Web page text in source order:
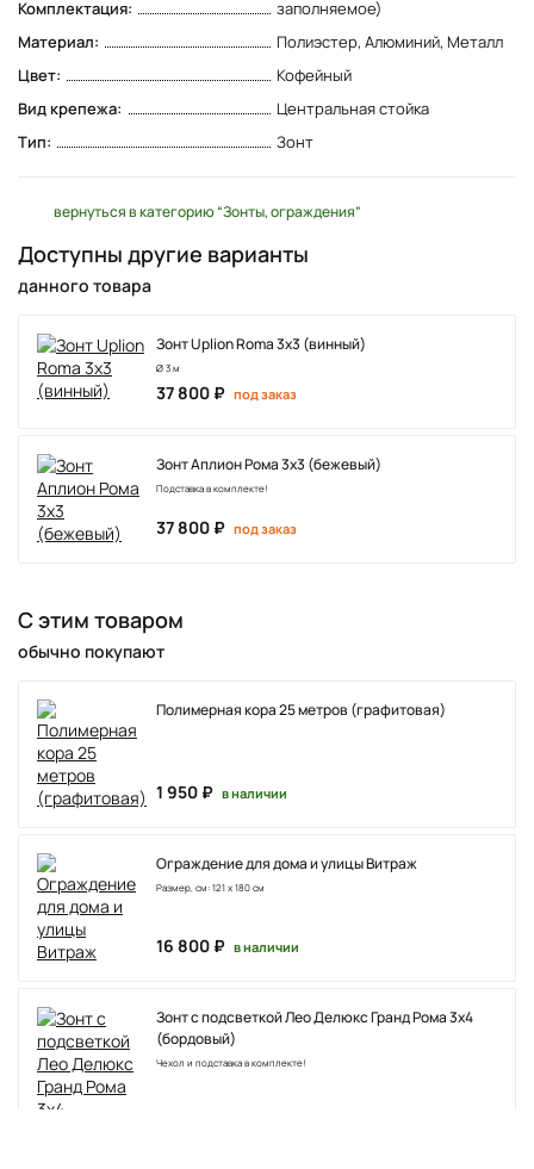
Комплектация:
заполняемое)
Материал:
Полиэстер, Алюминий, Металл
Цвет:
Кофейный
Вид крепежа:
Центральная стойка
Тип:
Зонт
вернуться в категорию “Зонты, ограждения”
Доступны другие варианты
данного товара
Зонт Uplion Roma 3х3 (винный)
Ø 3 м
37 800 ₽ под заказ
Зонт Аплион Рома 3х3 (бежевый)
Подставка в комплекте!
37 800 ₽ под заказ
С этим товаром
обычно покупают
Полимерная кора 25 метров (графитовая)
1 950 ₽ в наличии
Ограждение для дома и улицы Витраж
Размер, см: 121 х 180 см
16 800 ₽ в наличии
Зонт с подсветкой Лео Делюкс Гранд Рома 3х4
(бордовый)
Чехол и подставка в комплекте!